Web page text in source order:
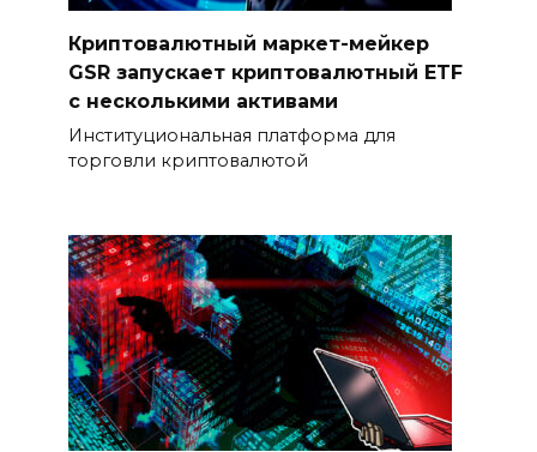
Криптовалютный маркет-мейкер
GSR запускает криптовалютный ETF
с несколькими активами
Институциональная платформа для
торговли криптовалютой